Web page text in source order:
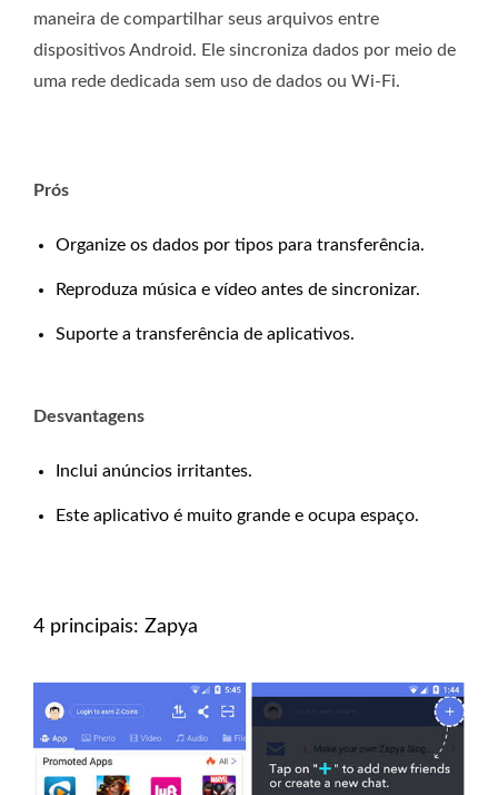
maneira de compartilhar seus arquivos entre
dispositivos Android. Ele sincroniza dados por meio de
uma rede dedicada sem uso de dados ou Wi-Fi.
Prós
Organize os dados por tipos para transferência.
Reproduza música e vídeo antes de sincronizar.
Suporte a transferência de aplicativos.
Desvantagens
Inclui anúncios irritantes.
Este aplicativo é muito grande e ocupa espaço.
4 principais: Zapya